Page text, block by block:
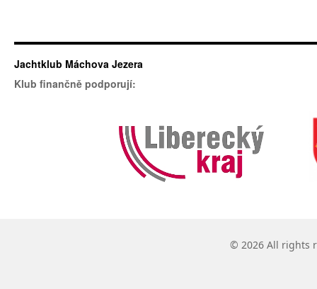
Jachtklub Máchova Jezera
Klub finančně podporují:
© 2026 All rights